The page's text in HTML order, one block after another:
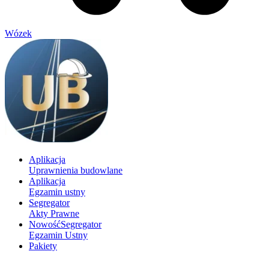
Wózek
Aplikacja
Uprawnienia budowlane
Aplikacja
Egzamin ustny
Segregator
Akty Prawne
NowośćSegregator
Egzamin Ustny
Pakiety